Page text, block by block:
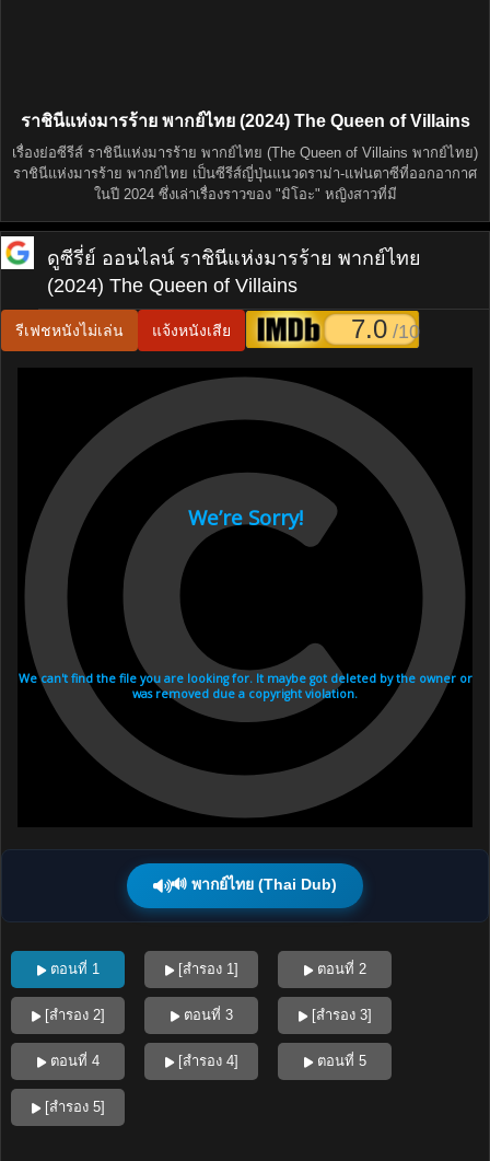
ราชินีแห่งมารร้าย พากย์ไทย (2024) The Queen of Villains
เรื่องย่อซีรีส์ ราชินีแห่งมารร้าย พากย์ไทย (The Queen of Villains พากย์ไทย)
ราชินีแห่งมารร้าย พากย์ไทย เป็นซีรีส์ญี่ปุ่นแนวดราม่า-แฟนตาซีที่ออกอากาศ
ในปี 2024 ซึ่งเล่าเรื่องราวของ "มิโอะ" หญิงสาวที่มี
ดูซีรี่ย์ ออนไลน์ ราชินีแห่งมารร้าย พากย์ไทย
(2024) The Queen of Villains
รีเฟชหนังไม่เล่น แจ้งหนังเสีย 7.0 /10
🔊 พากย์ไทย (Thai Dub)
ตอนที่ 1 [สำรอง 1] ตอนที่ 2
[สำรอง 2] ตอนที่ 3 [สำรอง 3]
ตอนที่ 4 [สำรอง 4] ตอนที่ 5
[สำรอง 5]